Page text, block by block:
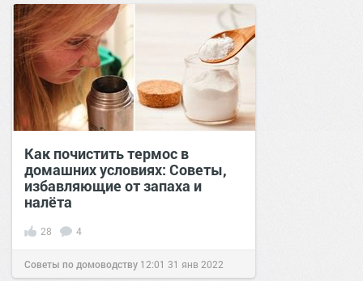
Как почистить термос в
домашних условиях: Советы,
избавляющие от запаха и
налёта
28 4
Советы по домоводству 12:01 31 янв 2022